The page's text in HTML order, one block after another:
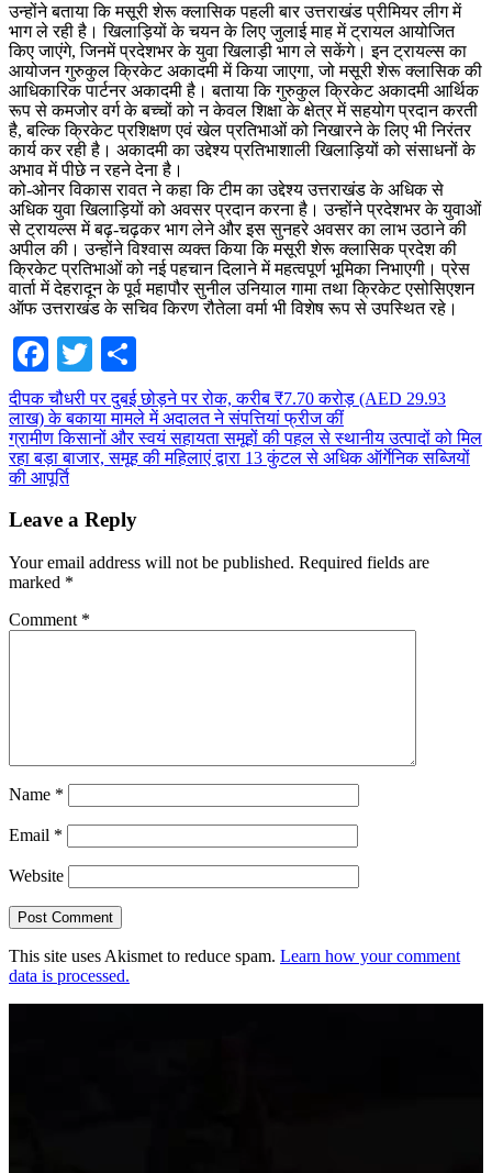
उन्होंने बताया कि मसूरी शेरू क्लासिक पहली बार उत्तराखंड प्रीमियर लीग में
भाग ले रही है। खिलाड़ियों के चयन के लिए जुलाई माह में ट्रायल आयोजित
किए जाएंगे, जिनमें प्रदेशभर के युवा खिलाड़ी भाग ले सकेंगे। इन ट्रायल्स का
आयोजन गुरुकुल क्रिकेट अकादमी में किया जाएगा, जो मसूरी शेरू क्लासिक की
आधिकारिक पार्टनर अकादमी है। बताया कि गुरुकुल क्रिकेट अकादमी आर्थिक
रूप से कमजोर वर्ग के बच्चों को न केवल शिक्षा के क्षेत्र में सहयोग प्रदान करती
है, बल्कि क्रिकेट प्रशिक्षण एवं खेल प्रतिभाओं को निखारने के लिए भी निरंतर
कार्य कर रही है। अकादमी का उद्देश्य प्रतिभाशाली खिलाड़ियों को संसाधनों के
अभाव में पीछे न रहने देना है।
को-ओनर विकास रावत ने कहा कि टीम का उद्देश्य उत्तराखंड के अधिक से
अधिक युवा खिलाड़ियों को अवसर प्रदान करना है। उन्होंने प्रदेशभर के युवाओं
से ट्रायल्स में बढ़-चढ़कर भाग लेने और इस सुनहरे अवसर का लाभ उठाने की
अपील की। उन्होंने विश्वास व्यक्त किया कि मसूरी शेरू क्लासिक प्रदेश की
क्रिकेट प्रतिभाओं को नई पहचान दिलाने में महत्वपूर्ण भूमिका निभाएगी। प्रेस
वार्ता में देहरादून के पूर्व महापौर सुनील उनियाल गामा तथा क्रिकेट एसोसिएशन
ऑफ उत्तराखंड के सचिव किरण रौतेला वर्मा भी विशेष रूप से उपस्थित रहे।
Facebook
Twitter
Post
navigation
दीपक चौधरी पर दुबई छोड़ने पर रोक, करीब ₹7.70 करोड़ (AED 29.93
लाख) के बकाया मामले में अदालत ने संपत्तियां फ्रीज कीं
ग्रामीण किसानों और स्वयं सहायता समूहों की पहल से स्थानीय उत्पादों को मिल
रहा बड़ा बाजार, समूह की महिलाएं द्वारा 13 कुंटल से अधिक ऑर्गेनिक सब्जियों
की आपूर्ति
Leave a Reply
Your email address will not be published. Required fields are
marked *
Comment *
Name *
Email *
Website
This site uses Akismet to reduce spam. Learn how your comment
data is processed.